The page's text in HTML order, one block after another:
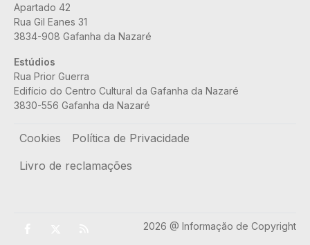
Apartado 42
Rua Gil Eanes 31
3834-908 Gafanha da Nazaré
Estúdios
Rua Prior Guerra
Edifício do Centro Cultural da Gafanha da Nazaré
3830-556 Gafanha da Nazaré
Rodapé
Cookies
Política de Privacidade
Livro de reclamações
2026 @ Informação de Copyright